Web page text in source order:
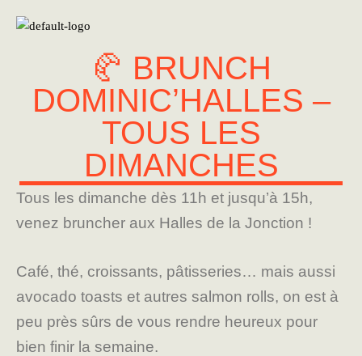
🥐 BRUNCH
DOMINIC’HALLES –
TOUS LES
DIMANCHES
Tous les dimanche dès 11h et jusqu’à 15h,
venez bruncher aux Halles de la Jonction !
Café, thé, croissants, pâtisseries… mais aussi
avocado toasts et autres salmon rolls, on est à
peu près sûrs de vous rendre heureux pour
bien finir la semaine.